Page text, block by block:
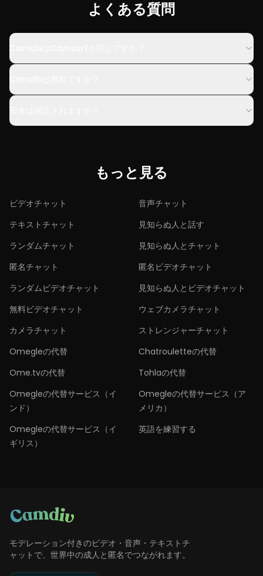
よくある質問
もっと見る
ビデオチャット
音声チャット
テキストチャット
見知らぬ人と話す
ランダムチャット
見知らぬ人とチャット
匿名チャット
匿名ビデオチャット
ランダムビデオチャット
見知らぬ人とビデオチャット
無料ビデオチャット
ウェブカメラチャット
カメラチャット
ストレンジャーチャット
Omegleの代替
Chatrouletteの代替
Ome.tvの代替
Tohlaの代替
Omegleの代替サービス（イ
ンド）
Omegleの代替サービス（ア
メリカ）
Omegleの代替サービス（イ
ギリス）
英語を練習する
モデレーション付きのビデオ・音声・テキストチ
ャットで、世界中の成人と匿名でつながれます。